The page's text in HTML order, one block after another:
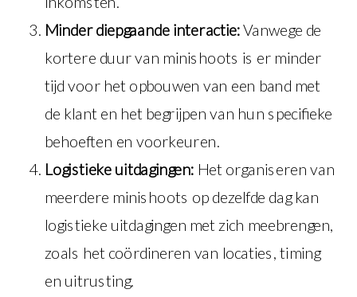
Minder diepgaande interactie:Vanwege de
kortere duur van minishoots is er minder
tijd voor het opbouwen van een band met
de klant en het begrijpen van hun specifieke
behoeften en voorkeuren.
Logistieke uitdagingen: Het organiseren van
meerdere minishoots op dezelfde dag kan
logistieke uitdagingen met zich meebrengen,
zoals het coördineren van locaties, timing
en uitrusting.